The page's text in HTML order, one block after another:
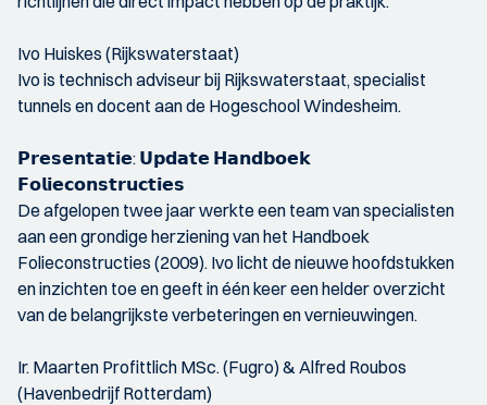
Ivo Huiskes (Rijkswaterstaat)
Ivo is technisch adviseur bij Rijkswaterstaat, specialist
tunnels en docent aan de Hogeschool Windesheim.
𝗣𝗿𝗲𝘀𝗲𝗻𝘁𝗮𝘁𝗶𝗲: 𝗨𝗽𝗱𝗮𝘁𝗲 𝗛𝗮𝗻𝗱𝗯𝗼𝗲𝗸
𝗙𝗼𝗹𝗶𝗲𝗰𝗼𝗻𝘀𝘁𝗿𝘂𝗰𝘁𝗶𝗲𝘀
De afgelopen twee jaar werkte een team van specialisten
aan een grondige herziening van het Handboek
Folieconstructies (2009). Ivo licht de nieuwe hoofdstukken
en inzichten toe en geeft in één keer een helder overzicht
van de belangrijkste verbeteringen en vernieuwingen.
Ir. Maarten Profittlich MSc. (Fugro) & Alfred Roubos
(Havenbedrijf Rotterdam)